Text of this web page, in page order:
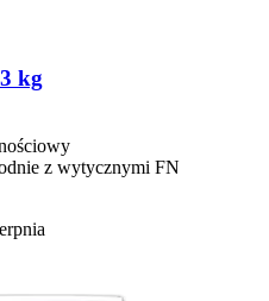
kg
z wytycznymi FN